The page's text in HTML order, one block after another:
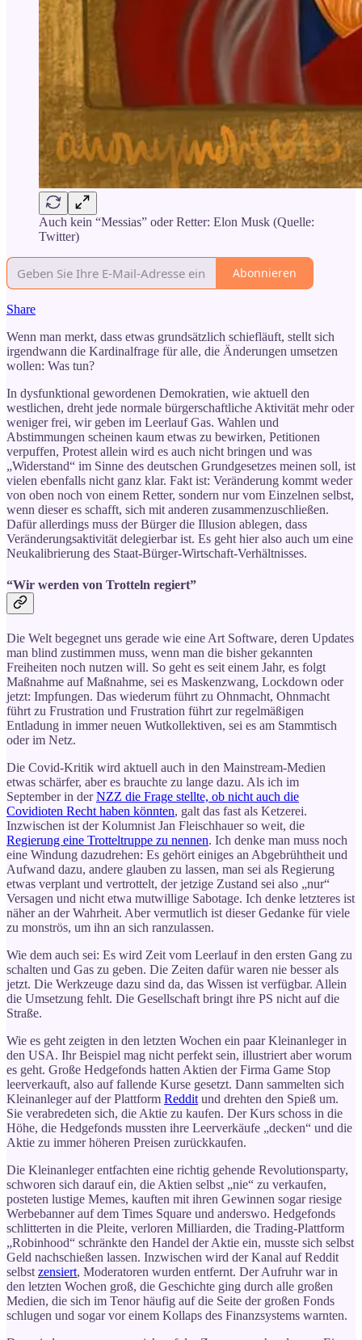
Auch kein “Messias” oder Retter: Elon Musk (Quelle:
Twitter)
Abonnieren
Share
Wenn man merkt, dass etwas grundsätzlich schiefläuft, stellt sich
irgendwann die Kardinalfrage für alle, die Änderungen umsetzen
wollen: Was tun?
In dysfunktional gewordenen Demokratien, wie aktuell den
westlichen, dreht jede normale bürgerschaftliche Aktivität mehr oder
weniger frei, wir geben im Leerlauf Gas. Wahlen und
Abstimmungen scheinen kaum etwas zu bewirken, Petitionen
verpuffen, Protest allein wird es auch nicht bringen und was
„Widerstand“ im Sinne des deutschen Grundgesetzes meinen soll, ist
vielen ebenfalls nicht ganz klar. Fakt ist: Veränderung kommt weder
von oben noch von einem Retter, sondern nur vom Einzelnen selbst,
wenn dieser es schafft, sich mit anderen zusammenzuschließen.
Dafür allerdings muss der Bürger die Illusion ablegen, dass
Veränderungsaktivität delegierbar ist. Es geht hier also auch um eine
Neukalibrierung des Staat-Bürger-Wirtschaft-Verhältnisses.
“Wir werden von Trotteln regiert”
Die Welt begegnet uns gerade wie eine Art Software, deren Updates
man blind zustimmen muss, wenn man die bisher gekannten
Freiheiten noch nutzen will. So geht es seit einem Jahr, es folgt
Maßnahme auf Maßnahme, sei es Maskenzwang, Lockdown oder
jetzt: Impfungen. Das wiederum führt zu Ohnmacht, Ohnmacht
führt zu Frustration und Frustration führt zur regelmäßigen
Entladung in immer neuen Wutkollektiven, sei es am Stammtisch
oder im Netz.
Die Covid-Kritik wird aktuell auch in den Mainstream-Medien
etwas schärfer, aber es brauchte zu lange dazu. Als ich im
September in derNZZ die Frage stellte, ob nicht auch die
Covidioten Recht haben könnten, galt das fast als Ketzerei.
Inzwischen ist der Kolumnist Jan Fleischhauer so weit, die
Regierung eine Trotteltruppe zu nennen. Ich denke man muss noch
eine Windung dazudrehen: Es gehört einiges an Abgebrühtheit und
Aufwand dazu, andere glauben zu lassen, man sei als Regierung
etwas verplant und vertrottelt, der jetzige Zustand sei also „nur“
Versagen und nicht etwa mutwillige Sabotage. Ich denke letzteres ist
näher an der Wahrheit. Aber vermutlich ist dieser Gedanke für viele
zu monströs, um ihn an sich ranzulassen.
Wie dem auch sei: Es wird Zeit vom Leerlauf in den ersten Gang zu
schalten und Gas zu geben. Die Zeiten dafür waren nie besser als
jetzt. Die Werkzeuge dazu sind da, das Wissen ist verfügbar. Allein
die Umsetzung fehlt. Die Gesellschaft bringt ihre PS nicht auf die
Straße.
Wie es geht zeigten in den letzten Wochen ein paar Kleinanleger in
den USA. Ihr Beispiel mag nicht perfekt sein, illustriert aber worum
es geht. Große Hedgefonds hatten Aktien der Firma Game Stop
leerverkauft, also auf fallende Kurse gesetzt. Dann sammelten sich
Kleinanleger auf der Plattform Reddit und drehten den Spieß um.
Sie verabredeten sich, die Aktie zu kaufen. Der Kurs schoss in die
Höhe, die Hedgefonds mussten ihre Leerverkäufe „decken“ und die
Aktie zu immer höheren Preisen zurückkaufen.
Die Kleinanleger entfachten eine richtig gehende Revolutionsparty,
schworen sich darauf ein, die Aktien selbst „nie“ zu verkaufen,
posteten lustige Memes, kauften mit ihren Gewinnen sogar riesige
Werbebanner auf dem Times Square und anderswo. Hedgefonds
schlitterten in die Pleite, verloren Milliarden, die Trading-Plattform
„Robinhood“ schränkte den Handel der Aktie ein, musste sich selbst
Geld nachschießen lassen. Inzwischen wird der Kanal auf Reddit
selbst zensiert, Moderatoren wurden entfernt. Der Aufruhr war in
den letzten Wochen groß, die Geschichte ging durch alle großen
Medien, die sich im Tenor häufig auf die Seite der großen Fonds
schlugen und sogar vor einem Kollaps des Finanzsystems warnten.